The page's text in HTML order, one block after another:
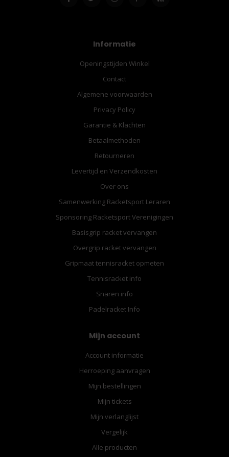
Informatie
Openingstijden Winkel
Contact
Algemene voorwaarden
Privacy Policy
Garantie & Klachten
Betaalmethoden
Retourneren
Levertijd en Verzendkosten
Over ons
Samenwerking Racketsport Leraren
Sponsoring Racketsport Verenigingen
Basisgrip racket vervangen
Overgrip racket vervangen
Gripmaat tennisracket opmeten
Tennisracket info
Snaren info
Padelracket Info
Mijn account
Account informatie
Herroeping aanvragen
Mijn bestellingen
Mijn tickets
Mijn verlanglijst
Vergelijk
Alle producten